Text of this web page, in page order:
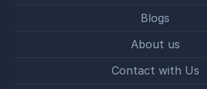
Blogs
About us
Contact with Us